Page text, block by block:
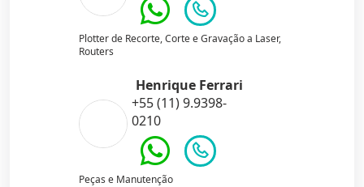
Plotter de Recorte, Corte e Gravação a Laser,
Routers
Henrique Ferrari
+55 (11) 9.9398-
0210
Peças e Manutenção